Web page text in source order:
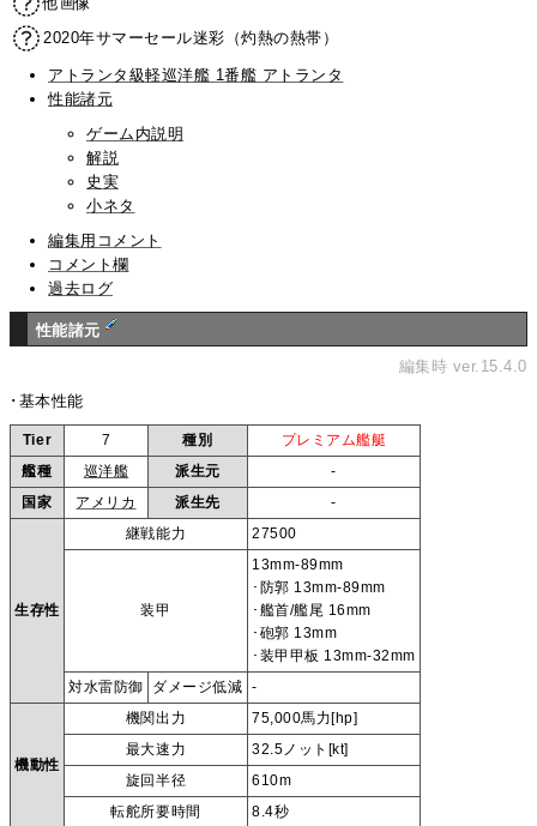
2020年サマーセール迷彩（灼熱の熱帯）
アトランタ級軽巡洋艦 1番艦 アトランタ
性能諸元
ゲーム内説明
解説
史実
小ネタ
編集用コメント
コメント欄
過去ログ
性能諸元
編集時 ver.15.4.0
･基本性能
Tier 7 種別
プレミアム艦艇
艦種
巡洋艦 派生元
-
国家
アメリカ 派生先 -
生存性
継戦能力 27500
装甲
13mm-89mm
･防郭 13mm-89mm
･艦首/艦尾 16mm
･砲郭 13mm
･装甲甲板 13mm-32mm
対水雷防御
ダメージ低減 -
機動性
機関出力
75,000馬力[hp]
最大速力
32.5ノット[kt]
旋回半径
610m
転舵所要時間
8.4秒